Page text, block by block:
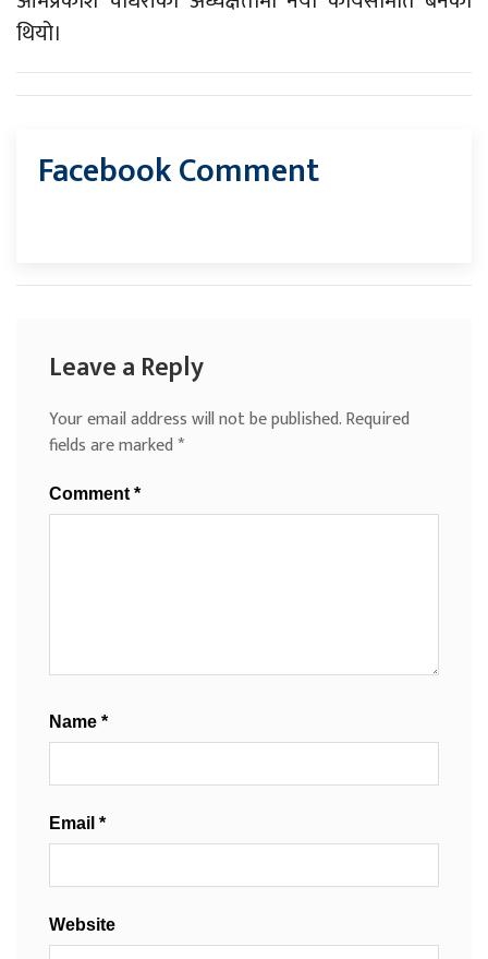
थियो।
Facebook Comment
Leave a Reply
Your email address will not be published.Required
fields are marked*
Comment *
Name *
Email *
Website